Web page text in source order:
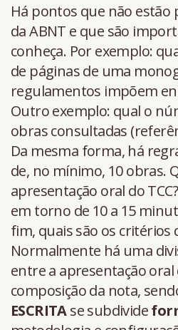
Há pontos que não estão
da ABNT e que são
conheça. Por exemplo:
de páginas de uma
regulamentos impõem
Outro exemplo: qual o
obras consultadas
Da mesma forma, há
de, no mínimo, 10 obras.
apresentação oral do
em torno de 10 a 15
fim, quais são os critérios
Normalmente há uma
entre a apresentação oral
composição da nota,
ESCRITAse subdivide